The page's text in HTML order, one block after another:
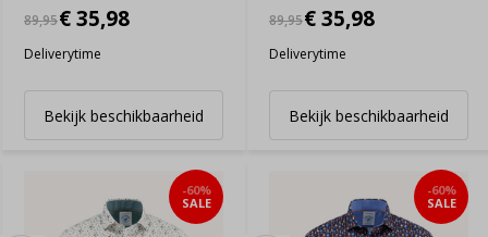
89,95€ 35,98
Deliverytime
Bekijk beschikbaarheid
89,95€ 35,98
Deliverytime
Bekijk beschikbaarheid
-60%
SALE
-60%
SALE